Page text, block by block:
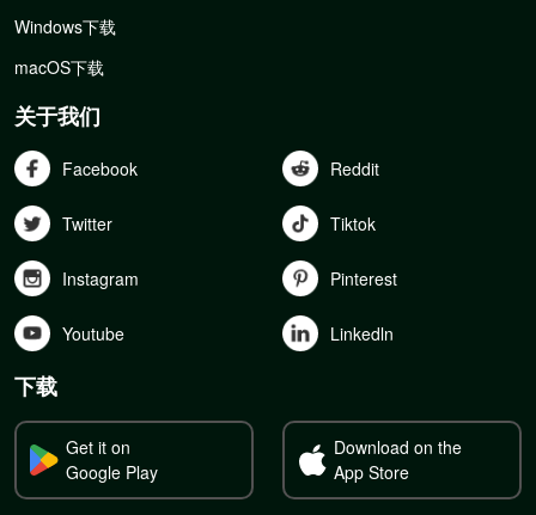
Windows下载
macOS下载
关于我们
Facebook Reddit
Twitter Tiktok
Instagram Pinterest
Youtube Linkedln
下载
Get it on
Google Play
Download on the
App Store